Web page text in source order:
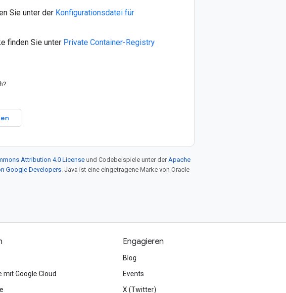
Sie unter der Konfigurationsdatei für
finden Sie unter Private Container-Registry
Attribution 4.0 License und Codebeispiele unter derApache
Google Developers. Java ist eine eingetragene Marke von Oracle
mit Google Cloud
Engagieren
Blog
Events
X (Twitter)